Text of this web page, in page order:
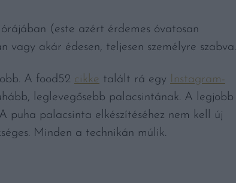
(este azért érdemes óvatosan
vagy akár édesen, teljesen személyre szabva.
A food52 cikke talált rá egy Instagram-
leglevegősebb palacsintának. A legjobb
puha palacsinta elkészítéséhez nem kell új
Minden a technikán múlik.